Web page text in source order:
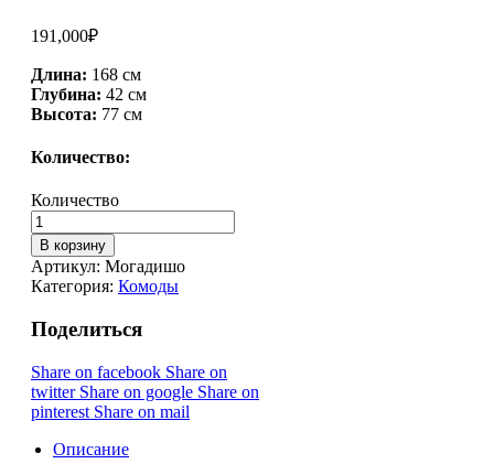
191,000₽
Длина: 168 см
Глубина: 42 см
Высота: 77 см
Количество:
Количество
В корзину
Артикул: Могадишо
Категория: Комоды
Поделиться
Share on facebook Share on
twitter Share on google Share on
pinterest Share on mail
Описание